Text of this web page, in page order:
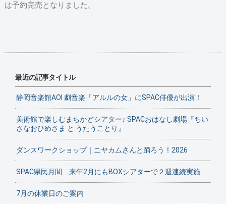
は予約完売となりました。
最近の記事タイトル
静岡音楽館AOI 劇音楽「アルルの女」にSPAC俳優が出演！
美術館で楽しむまちかどシアター♪ SPACおはなし劇場『ちい
さなおひめさま と うたうことり』
ダンスワークショップ｜ニヤカムさんと踊ろう！2026
SPAC県民月間 来年2月にもBOXシアターで２週連続実施
7月の休業日のご案内